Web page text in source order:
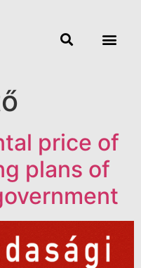
price of
plans of